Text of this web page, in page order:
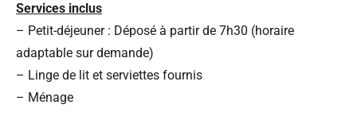
Services inclus
– Petit-déjeuner : Déposé à partir de 7h30 (horaire
adaptable sur demande)
– Linge de lit et serviettes fournis
– Ménage